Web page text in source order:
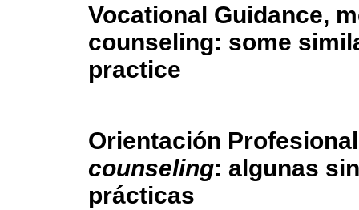
Vocational Guidance,
counseling: some
practice
Orientación
counseling: algunas
prácticas